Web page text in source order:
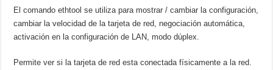
El comando ethtool se utiliza para mostrar / cambiar la configuración,
cambiar la velocidad de la tarjeta de red, negociación automática,
activación en la configuración de LAN, modo dúplex.
Permite ver si la tarjeta de red esta conectada físicamente a la red.